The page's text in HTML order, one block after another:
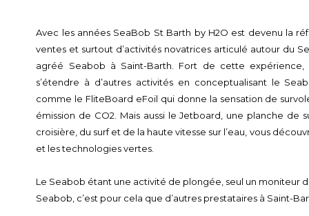
Avec les années SeaBob St Barth by H2O est devenu la
ventes et surtout d’activités novatrices articulé autour du
agréé Seabob à Saint-Barth. Fort de cette
s’étendre à d’autres activités en conceptualisant le
comme le FliteBoard eFoil qui donne la sensation de
émission de CO2. Mais aussi le Jetboard, une planche
croisière, du surf et de la haute vitesse sur l’eau, vous
et les technologies vertes.
Le Seabob étant une activité de plongée, seul un moniteur
Seabob, c’est pour cela que d’autres prestataires à Saint-